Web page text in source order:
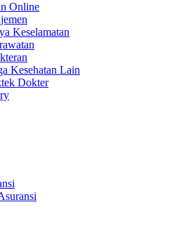
Online
Keselamatan
Kesehatan Lain
Dokter